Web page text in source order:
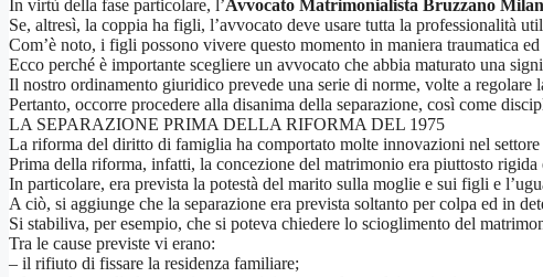
In virtù della fase particolare, l’Avvocato Matrimonialista Bruzzano
Se, altresì, la coppia ha figli, l’avvocato deve usare tutta la professionalità
Com’è noto, i figli possono vivere questo momento in maniera traumatica
Ecco perché è importante scegliere un avvocato che abbia maturato una
Il nostro ordinamento giuridico prevede una serie di norme, volte a regolare
Pertanto, occorre procedere alla disanima della separazione, così come
LA SEPARAZIONE PRIMA DELLA RIFORMA DEL 1975
La riforma del diritto di famiglia ha comportato molte innovazioni nel
Prima della riforma, infatti, la concezione del matrimonio era piuttosto
In particolare, era prevista la potestà del marito sulla moglie e sui figli e
A ciò, si aggiunge che la separazione era prevista soltanto per colpa ed in
Si stabiliva, per esempio, che si poteva chiedere lo scioglimento del
Tra le cause previste vi erano:
– il rifiuto di fissare la residenza familiare;